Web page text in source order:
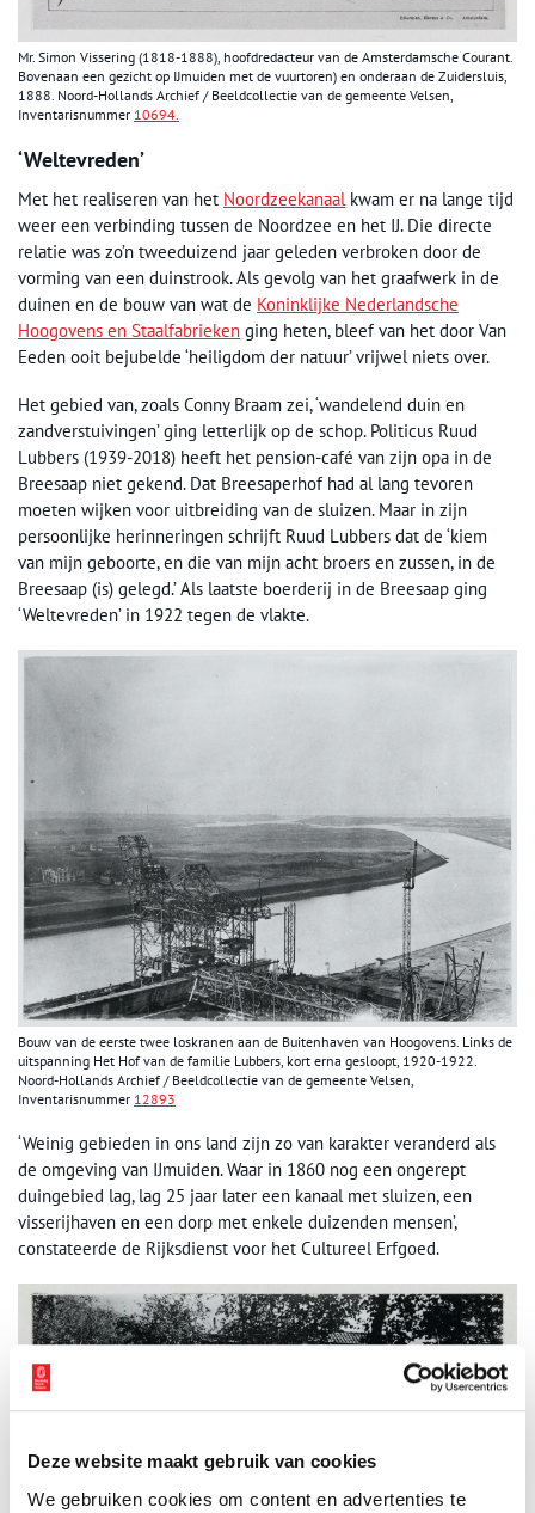
Deze website maakt gebruik van cookies
We gebruiken cookies om content en advertenties te
Mr. Simon Vissering (1818-1888), hoofdredacteur van de Amsterdamsche Courant.
Bovenaan een gezicht op IJmuiden met de vuurtoren) en onderaan de Zuidersluis,
1888. Noord-Hollands Archief / Beeldcollectie van de gemeente Velsen,
Inventarisnummer 10694.
‘Weltevreden’
Met het realiseren van het Noordzeekanaal kwam er na lange tijd
weer een verbinding tussen de Noordzee en het IJ. Die directe
relatie was zo’n tweeduizend jaar geleden verbroken door de
vorming van een duinstrook. Als gevolg van het graafwerk in de
duinen en de bouw van wat de Koninklijke Nederlandsche
Hoogovens en Staalfabrieken ging heten, bleef van het door Van
Eeden ooit bejubelde ‘heiligdom der natuur’ vrijwel niets over.
Het gebied van, zoals Conny Braam zei, ‘wandelend duin en
zandverstuivingen’ ging letterlijk op de schop. Politicus Ruud
Lubbers (1939-2018) heeft het pension-café van zijn opa in de
Breesaap niet gekend. Dat Breesaperhof had al lang tevoren
moeten wijken voor uitbreiding van de sluizen. Maar in zijn
persoonlijke herinneringen schrijft Ruud Lubbers dat de ‘kiem
van mijn geboorte, en die van mijn acht broers en zussen, in de
Breesaap (is) gelegd.’ Als laatste boerderij in de Breesaap ging
‘Weltevreden’ in 1922 tegen de vlakte.
Bouw van de eerste twee loskranen aan de Buitenhaven van Hoogovens. Links de
uitspanning Het Hof van de familie Lubbers, kort erna gesloopt, 1920-1922.
Noord-Hollands Archief / Beeldcollectie van de gemeente Velsen,
Inventarisnummer 12893
‘Weinig gebieden in ons land zijn zo van karakter veranderd als
de omgeving van IJmuiden. Waar in 1860 nog een ongerept
duingebied lag, lag 25 jaar later een kanaal met sluizen, een
visserijhaven en een dorp met enkele duizenden mensen’,
constateerde de Rijksdienst voor het Cultureel Erfgoed.